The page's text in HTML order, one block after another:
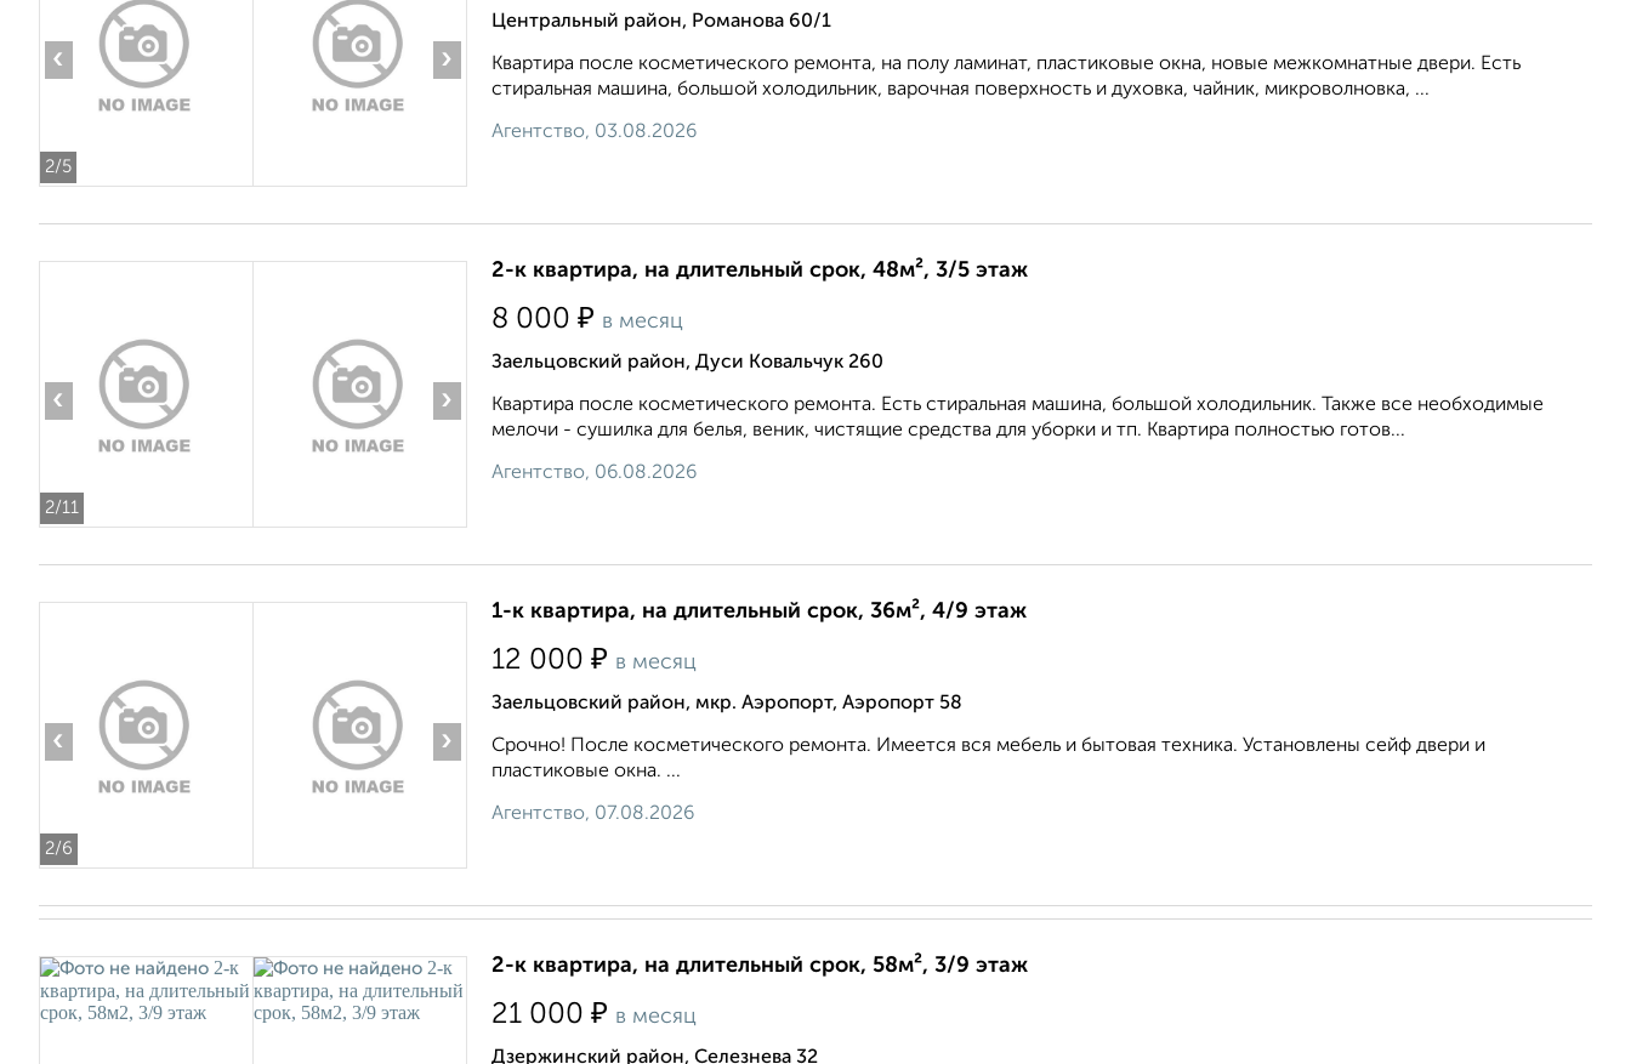
2/5
‹ ›
Центральный район, Романова 60/1
Квартира после косметического ремонта, на полу ламинат, пластиковые окна, новые межкомнатные двери. Есть
стиральная машина, большой холодильник, варочная поверхность и духовка, чайник, микроволновка, ...
Агентство, 03.08.2026
2/11
‹ ›
2-к квартира, на длительный срок, 48м², 3/5 этаж
8 000 ₽ в месяц
Заельцовский район, Дуси Ковальчук 260
Квартира после косметического ремонта. Есть стиральная машина, большой холодильник. Также все необходимые
мелочи - сушилка для белья, веник, чистящие средства для уборки и тп. Квартира полностью готов...
Агентство, 06.08.2026
2/6
‹ ›
1-к квартира, на длительный срок, 36м², 4/9 этаж
12 000 ₽ в месяц
Заельцовский район, мкр. Аэропорт, Аэропорт 58
Срочно! После косметического ремонта. Имеется вся мебель и бытовая техника. Установлены сейф двери и
пластиковые окна. ...
Агентство, 07.08.2026
2-к квартира, на длительный срок, 58м², 3/9 этаж
21 000 ₽ в месяц
Дзержинский район, Селезнева 32